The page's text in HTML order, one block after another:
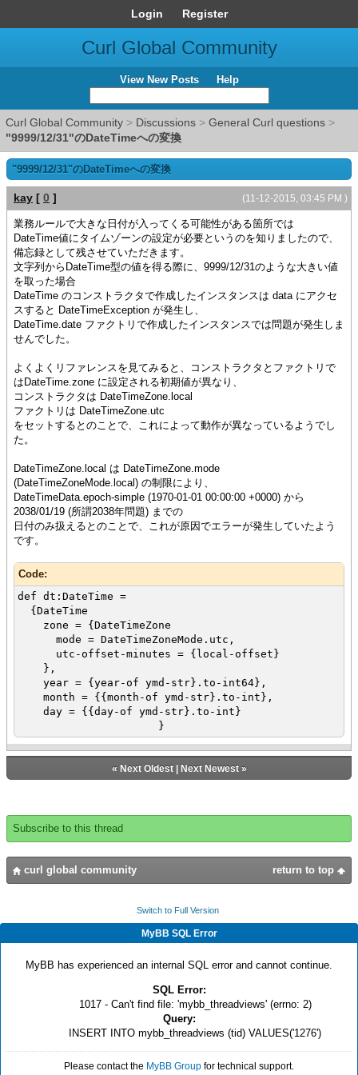
Login Register
Curl Global Community
View New Posts Help
Curl Global Community > Discussions > General Curl questions >
"9999/12/31"のDateTimeへの変換
"9999/12/31"のDateTimeへの変換
(11-12-2015, 03:45 PM )
kay [ 0 ]
業務ルールで大きな日付が入ってくる可能性がある箇所では
DateTime値にタイムゾーンの設定が必要というのを知りましたので、
備忘録として残させていただきます。
文字列からDateTime型の値を得る際に、9999/12/31のような大きい値
を取った場合
DateTime のコンストラクタで作成したインスタンスは data にアクセ
スすると DateTimeException が発生し、
DateTime.date ファクトリで作成したインスタンスでは問題が発生しま
せんでした。
よくよくリファレンスを見てみると、コンストラクタとファクトリで
はDateTime.zone に設定される初期値が異なり、
コンストラクタは DateTimeZone.local
ファクトリは DateTimeZone.utc
をセットするとのことで、これによって動作が異なっているようでし
た。
DateTimeZone.local は DateTimeZone.mode
(DateTimeZoneMode.local) の制限により、
DateTimeData.epoch-simple (1970-01-01 00:00:00 +0000) から
2038/01/19 (所謂2038年問題) までの
日付のみ扱えるとのことで、これが原因でエラーが発生していたよう
です。
Code:
def dt:DateTime =
{DateTime
zone = {DateTimeZone
mode = DateTimeZoneMode.utc,
utc-offset-minutes = {local-offset}
},
year = {year-of ymd-str}.to-int64},
month = {{month-of ymd-str}.to-int},
day = {{day-of ymd-str}.to-int}
}
« Next Oldest| Next Newest»
Subscribe to this thread
return to top
curl global community
Switch to Full Version
MyBB SQL Error
MyBB has experienced an internal SQL error and cannot continue.
SQL Error:
1017 - Can't find file: 'mybb_threadviews' (errno: 2)
Query:
INSERT INTO mybb_threadviews (tid) VALUES('1276')
Please contact the MyBB Group for technical support.